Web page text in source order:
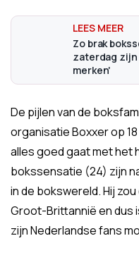
Zo brak
zaterdag
merken'
De pijlen van de
organisatie Boxxer op
alles goed gaat met het
bokssensatie (24) zijn
in de bokswereld. Hij
Groot-Brittannië en dus
zijn Nederlandse fans